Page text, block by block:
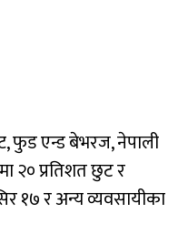
फुड एन्ड बेभरज, नेपाली
२० प्रतिशत छुट र
१७ र अन्य व्यवसायीका